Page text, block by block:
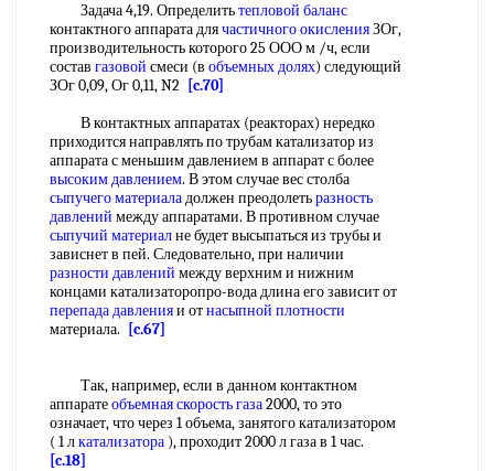
Задача 4,19. Определитьтепловой баланс
контактного аппарата длячастичного окисленияЗОг,
производительность которого 25 ООО м /ч, если
состав газовой смеси (в объемных долях) следующий
ЗОг 0,09, Ог 0,11, N2 [c.70]
В контактных аппаратах (реакторах) нередко
приходится направлять по трубам катализатор из
аппарата с меньшим давлением в аппарат с более
высоким давлением. В этом случае вес столба
сыпучего материаладолжен преодолетьразность
давлений между аппаратами. В противном случае
сыпучий материалне будет высыпаться из трубы и
зависнет в пей. Следовательно, при наличии
разности давлений между верхним и нижним
концами катализаторопро-вода длина его зависит от
перепада давленияи отнасыпной плотности
материала.
[c.67]
Так, например, если в данном контактном
аппаратеобъемная скорость газа2000, то это
означает, что через 1 объема, занятого катализатором
( 1 лкатализатора ), проходит 2000 л газа в 1 час.
[c.18]